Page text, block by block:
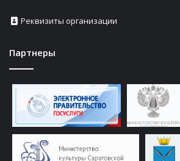
Реквизиты организации
Партнеры